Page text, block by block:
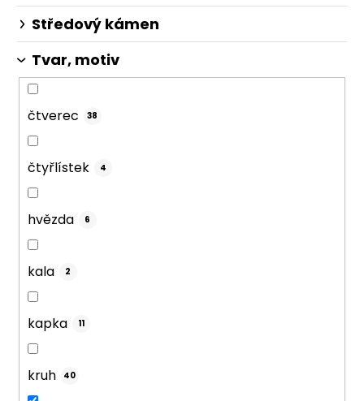
Středový kámen
Tvar, motiv
čtverec 38
čtyřlístek 4
hvězda 6
kala 2
kapka 11
kruh 40